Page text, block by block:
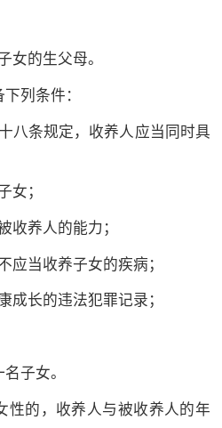
的生父母。
列条件：
八条规定，收养人应当同时具
；
养人的能力；
当收养子女的疾病；
长的违法犯罪记录；
子女。
性的，收养人与被收养人的年